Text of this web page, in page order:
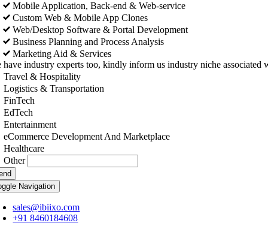
Mobile Application, Back-end & Web-service
Custom Web & Mobile App Clones
Web/Desktop Software & Portal Development
Business Planning and Process Analysis
Marketing Aid & Services
have industry experts too, kindly inform us industry niche associated
Travel & Hospitality
Logistics & Transportation
FinTech
EdTech
Entertainment
eCommerce Development And Marketplace
Healthcare
Other
Navigation
sales@ibiixo.com
+91 8460184608